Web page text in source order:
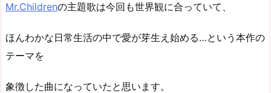
Mr.Childrenの主題歌は今回も世界観に合っていて、
ほんわかな日常生活の中で愛が芽生え始める…という本作の
テーマを
象徴した曲になっていたと思います。